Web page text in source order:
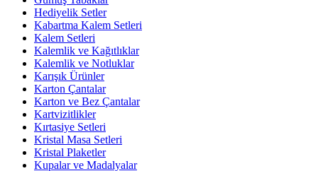
Hediyelik Setler
Kabartma Kalem Setleri
Kalem Setleri
Kalemlik ve Kağıtlıklar
Kalemlik ve Notluklar
Karışık Ürünler
Karton Çantalar
Karton ve Bez Çantalar
Kartvizitlikler
Kırtasiye Setleri
Kristal Masa Setleri
Kristal Plaketler
Kupalar ve Madalyalar